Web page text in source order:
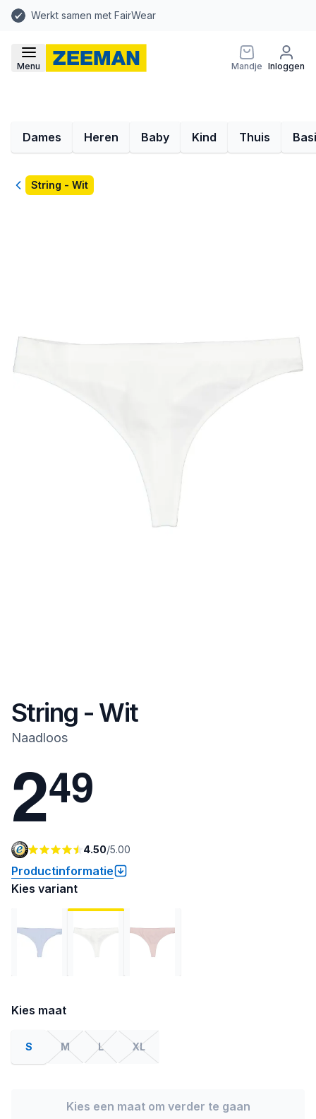
Werkt samen met FairWear
Menu Mandje Inloggen
Dames Heren Baby Kind Thuis
TerugString - Wit
String - Wit
Naadloos
249
4.50/5.00
Productinformatie
Kies variant
Kies maat
S M L XL
Kies een maat om verder te gaan